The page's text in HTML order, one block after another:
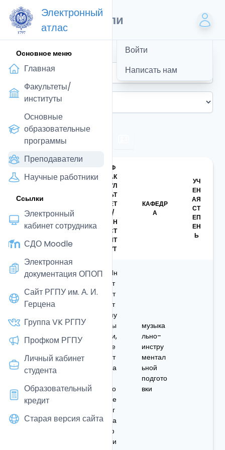
Электронный
атлас
Основное меню
Главная
Факультеты/
институты
Основные
образовательные
программы
Преподаватели
Научные работники
Ссылки
Электронный
кабинет сотрудника
СДО Moodle
Электронная
документация ОПОП
Сайт РГПУ им. А. И.
Герцена
Группа VK РГПУ
Профком РГПУ
Личный кабинет
студента
Образовательный
кредит
Старая версия сайта
Преподаватели
Войти
Написать нам
Ь
Ф
АК
УЛ
ЬТ
ЕТ
/
ИН
СТ
ИТ
УТ
КАФЕДР
А
УЧ
ЕН
АЯ
СТ
ЕП
ЕН
Ь
Абаза
Дарья
Алекса
ндровн
це
Ин
ст
ит
ут
му
зы
ки,
те
ат
ра
хо
ре
ог
ра
ф
ии
музыка
льно-
инстру
ментал
ьной
подгото
вки